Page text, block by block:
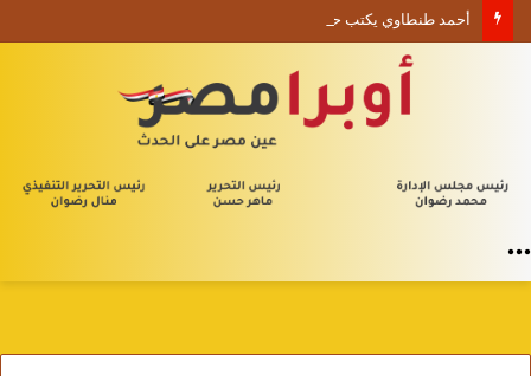
أحمد طنطاوي يكتب حين يصبح الوجود علامة استفهام